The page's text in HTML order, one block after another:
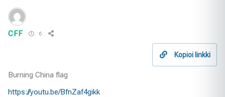
CFF 6
Kopioi linkki
Burning China flag
https://youtu.be/BfnZaf4gikk